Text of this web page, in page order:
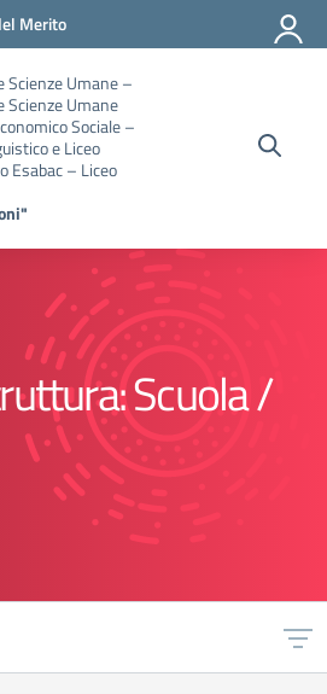
Merito
Scienze Umane –
Scienze Umane
Sociale –
e Liceo
Esabac – Liceo
Scuola /